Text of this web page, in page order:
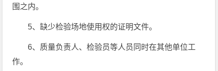
围之内。
5、缺少检验场地使用权的证明文件。
6、质量负责人、检验员等人员同时在其他单位工
作。